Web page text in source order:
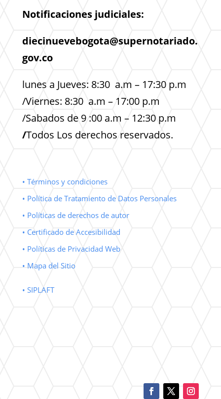
Notificaciones judiciales:
diecinuevebogota@supernotariado.
gov.co
lunes a Jueves: 8:30 a.m – 17:30 p.m
/Viernes: 8:30 a.m – 17:00 p.m
/Sabados de 9 :00 a.m – 12:30 p.m
/Todos Los derechos reservados.
• Términos y condiciones
• Política de Tratamiento de Datos Personales
• Políticas de derechos de autor
• Certificado de Accesibilidad
• Políticas de Privacidad Web
• Mapa del Sitio
• SIPLAFT